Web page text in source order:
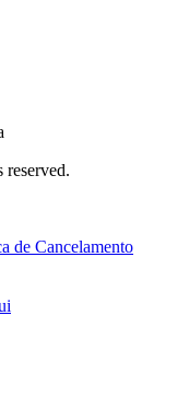
de Cancelamento